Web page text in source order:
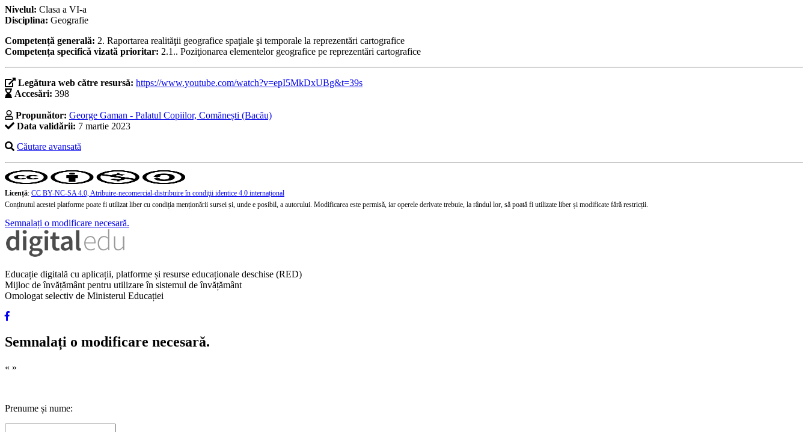
Nivelul: Clasa a VI-a
Disciplina: Geografie
Competență generală: 2. Raportarea realităţii geografice spaţiale şi temporale la reprezentări cartografice
Competența specifică vizată prioritar: 2.1.. Poziţionarea elementelor geografice pe reprezentări cartografice
Legătura web către resursă: https://www.youtube.com/watch?v=epI5MkDxUBg&t=39s
Accesări: 398
Propunător: George Gaman - Palatul Copiilor, Comănești (Bacău)
Data validării: 7 martie 2023
Căutare avansată
Licență: CC BY-NC-SA 4.0, Atribuire-necomercial-distribuire în condiţii identice 4.0 internațional
Conținutul acestei platforme poate fi utilizat liber cu condiția menționării sursei și, unde e posibil, a autorului. Modificarea este permisă, iar operele derivate trebuie, la rândul lor, să poată fi utilizate liber și modificate fără restricții.
Semnalați o modificare necesară.
Educație digitală cu aplicații, platforme și resurse educaționale deschise (RED)
Mijloc de învățământ pentru utilizare în sistemul de învățământ
Omologat selectiv de Ministerul Educației
Semnalați o modificare necesară.
« »
Prenume și nume: